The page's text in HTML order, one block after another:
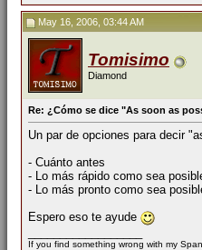
May 16, 2006, 03:44 AM
Tomisimo
Diamond
Re: ¿Cómo se dice "As soon as
Un par de opciones para decir
- Cuánto antes
- Lo más rápido como sea
- Lo más pronto como sea
Espero eso te ayude
If you find something wrong with my